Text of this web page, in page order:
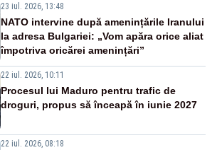
23 iul. 2026, 13:48
NATO intervine după amenințările Iranului
la adresa Bulgariei: „Vom apăra orice aliat
împotriva oricărei amenințări”
22 iul. 2026, 10:11
Procesul lui Maduro pentru trafic de
droguri, propus să înceapă în iunie 2027
22 iul. 2026, 08:18